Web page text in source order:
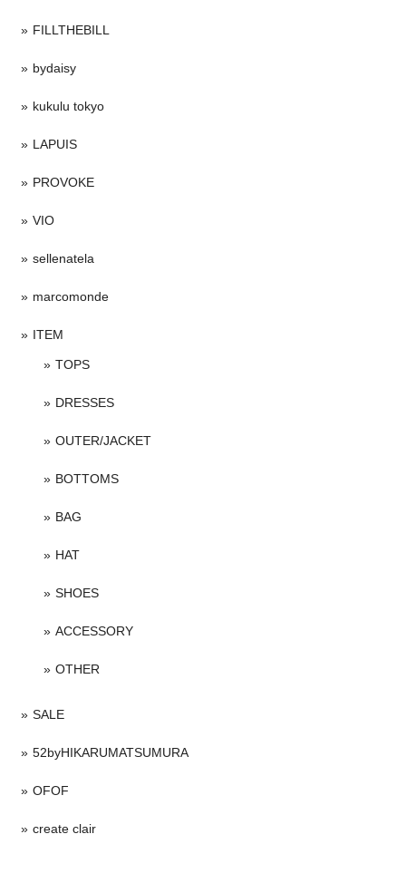
FILLTHEBILL
bydaisy
kukulu tokyo
LAPUIS
PROVOKE
VIO
sellenatela
marcomonde
ITEM
TOPS
DRESSES
OUTER/JACKET
BOTTOMS
BAG
HAT
SHOES
ACCESSORY
OTHER
SALE
52byHIKARUMATSUMURA
OFOF
create clair